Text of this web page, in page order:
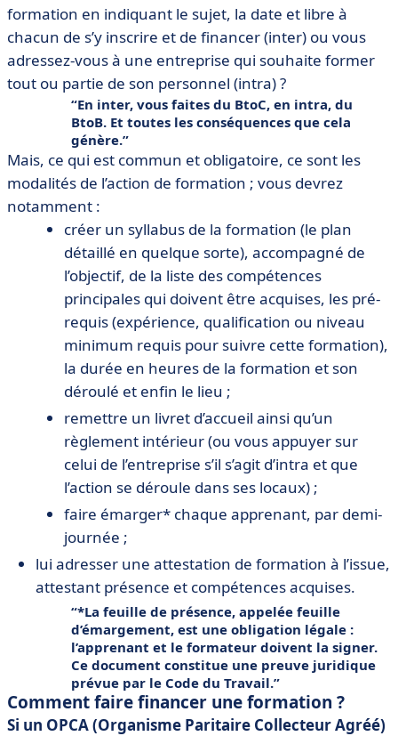
formation en indiquant le sujet, la date et libre à
chacun de s’y inscrire et de financer (inter) ou vous
adressez-vous à une entreprise qui souhaite former
tout ou partie de son personnel (intra) ?
En inter, vous faites du BtoC, en intra, du
BtoB. Et toutes les conséquences que cela
génère.
Mais, ce qui est commun et obligatoire, ce sont les
modalités de l’action de formation ; vous devrez
notamment :
créer un syllabus de la formation (le plan
détaillé en quelque sorte), accompagné de
l’objectif, de la liste des compétences
principales qui doivent être acquises, les pré-
requis (expérience, qualification ou niveau
minimum requis pour suivre cette formation),
la durée en heures de la formation et son
déroulé et enfin le lieu ;
remettre un livret d’accueil ainsi qu’un
règlement intérieur (ou vous appuyer sur
celui de l’entreprise s’il s’agit d’intra et que
l’action se déroule dans ses locaux) ;
faire émarger* chaque apprenant, par demi-
journée ;
lui adresser une attestation de formation à l’issue,
attestant présence et compétences acquises.
*La feuille de présence, appelée feuille
d’émargement, est une obligation légale :
l’apprenant et le formateur doivent la signer.
Ce document constitue une preuve juridique
prévue par le Code du Travail.
Comment faire financer une formation ?
Si un OPCA (Organisme Paritaire Collecteur Agréé)